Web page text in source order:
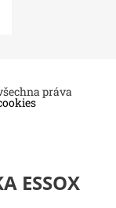
práva
ESSOX